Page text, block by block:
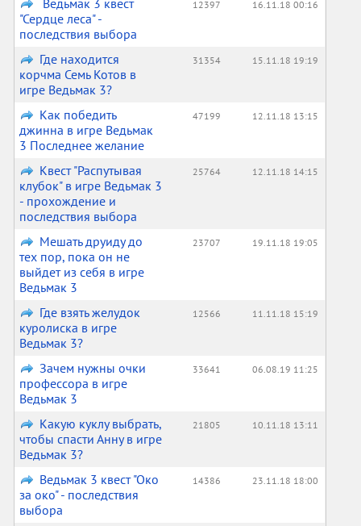
Ведьмак 3 квест
"Сердце леса" -
последствия выбора
12397 16.11.18 00:16
Где находится
корчма Семь Котов в
игре Ведьмак 3?
31354 15.11.18 19:19
Как победить
джинна в игре Ведьмак
3 Последнее желание
47199 12.11.18 13:15
Квест "Распутывая
клубок" в игре Ведьмак 3
- прохождение и
последствия выбора
25764 12.11.18 14:15
Мешать друиду до
тех пор, пока он не
выйдет из себя в игре
Ведьмак 3
23707 19.11.18 19:05
Где взять желудок
куролиска в игре
Ведьмак 3?
12566 11.11.18 15:19
Зачем нужны очки
профессора в игре
Ведьмак 3
33641 06.08.19 11:25
Какую куклу выбрать,
чтобы спасти Анну в игре
Ведьмак 3?
21805 10.11.18 13:11
Ведьмак 3 квест "Око
за око" - последствия
выбора
14386 23.11.18 18:00